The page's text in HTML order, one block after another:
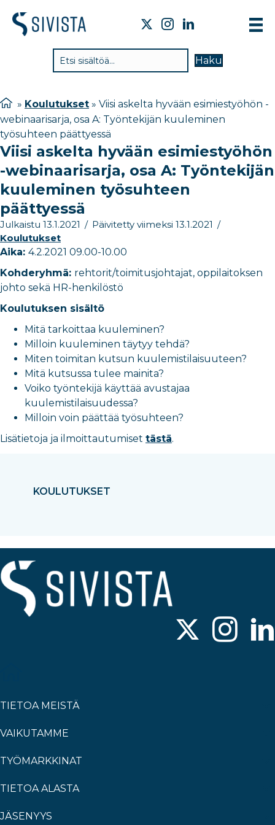
Haku
KOULUTUKSET
» Koulutukset » Viisi askelta hyvään esimiestyöhön -
webinaarisarja, osa A: Työntekijän kuuleminen
työsuhteen päättyessä
Viisi askelta hyvään esimiestyöhön
-webinaarisarja, osa A: Työntekijän
kuuleminen työsuhteen
päättyessä
Julkaistu 13.1.2021 / Päivitetty viimeksi 13.1.2021 /
Koulutukset
Aika: 4.2.2021 09.00-10.00
Kohderyhmä: rehtorit/toimitusjohtajat, oppilaitoksen
johto sekä HR-henkilöstö
Koulutuksen sisältö
Mitä tarkoittaa kuuleminen?
Milloin kuuleminen täytyy tehdä?
Miten toimitan kutsun kuulemistilaisuuteen?
Mitä kutsussa tulee mainita?
Voiko työntekijä käyttää avustajaa
kuulemistilaisuudessa?
Milloin voin päättää työsuhteen?
Lisätietoja ja ilmoittautumiset tästä.
TIETOA MEISTÄ
VAIKUTAMME
TYÖMARKKINAT
TIETOA ALASTA
JÄSENYYS